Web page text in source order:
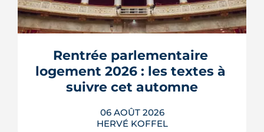
Rentrée parlementaire
logement 2026 : les textes à
suivre cet automne
06 AOÛT 2026
HERVÉ KOFFEL